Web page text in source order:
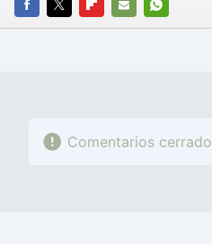
FACEBOOK
TWITTERFLIPBOARD
E-
WHATSAPP
Comentarios